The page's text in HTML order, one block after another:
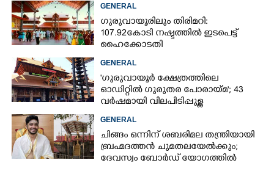
GENERAL
ഗുരുവായൂരിലും തിരിമറി:
107.92 കോടി നഷ്ടത്തിൽ ഇടപെട്ട്
ഹൈക്കോടതി
GENERAL
'ഗുരുവായൂർ ക്ഷേത്രത്തിലെ
ഓഡിറ്റിൽ ഗുരുതര പോരായ്മ'; 43
വർഷമായി വിലപിടിപ്പുള്ള
നടത്തിയിട്ടില്ലെന്ന് ഹൈക്കോടതി
GENERAL
ചിങ്ങം ഒന്നിന് ശബരിമല തന്ത്രിയായി
ബ്രഹ്മദത്തൻ ചുമതലയേൽക്കും;
ദേവസ്വം ബോർഡ് യോഗത്തിൽ